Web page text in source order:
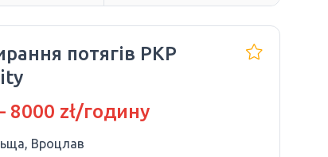
потягів PKP
8000 zł/годину
Вроцлав